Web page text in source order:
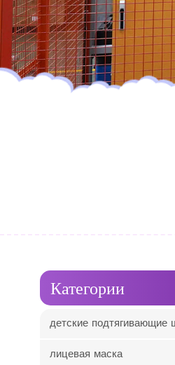
Категории
детские подтягивающие
лицевая маска